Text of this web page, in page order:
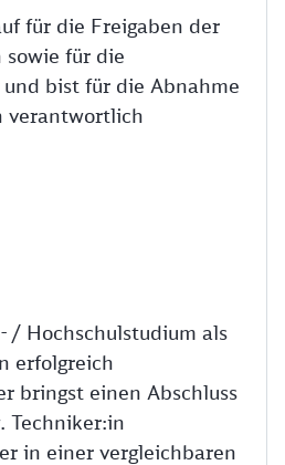
für die Freigaben der
sowie für die
bist für die Abnahme
verantwortlich
/ Hochschulstudium als
erfolgreich
bringst einen Abschluss
Techniker:in
in einer vergleichbaren